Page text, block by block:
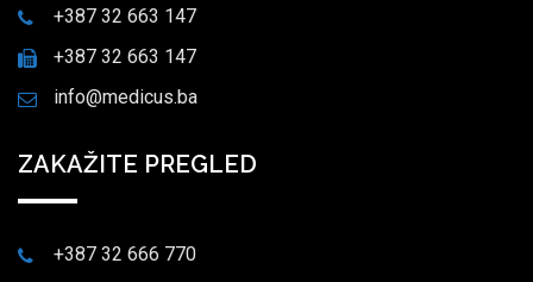
+387 32 663 147
+387 32 663 147
info@medicus.ba
ZAKAŽITE PREGLED
+387 32 666 770